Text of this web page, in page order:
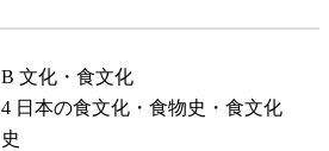
B 文化・食文化
4 日本の食文化・食物史・食文化
史